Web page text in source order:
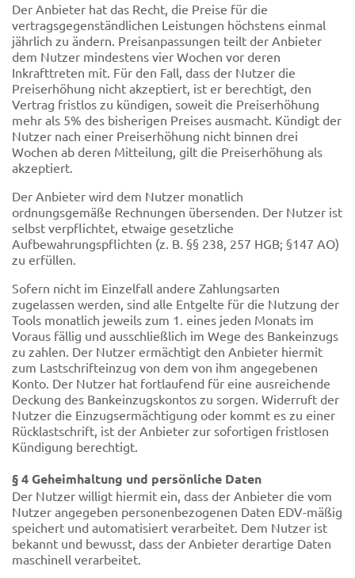
Der Anbieter hat das Recht, die Preise für die
vertragsgegenständlichen Leistungen höchstens einmal
jährlich zu ändern. Preisanpassungen teilt der Anbieter
dem Nutzer mindestens vier Wochen vor deren
Inkrafttreten mit. Für den Fall, dass der Nutzer die
Preiserhöhung nicht akzeptiert, ist er berechtigt, den
Vertrag fristlos zu kündigen, soweit die Preiserhöhung
mehr als 5% des bisherigen Preises ausmacht. Kündigt der
Nutzer nach einer Preiserhöhung nicht binnen drei
Wochen ab deren Mitteilung, gilt die Preiserhöhung als
akzeptiert.
Der Anbieter wird dem Nutzer monatlich
ordnungsgemäße Rechnungen übersenden. Der Nutzer ist
selbst verpflichtet, etwaige gesetzliche
Aufbewahrungspflichten (z. B. §§ 238, 257 HGB; §147 AO)
zu erfüllen.
Sofern nicht im Einzelfall andere Zahlungsarten
zugelassen werden, sind alle Entgelte für die Nutzung der
Tools monatlich jeweils zum 1. eines jeden Monats im
Voraus fällig und ausschließlich im Wege des Bankeinzugs
zu zahlen. Der Nutzer ermächtigt den Anbieter hiermit
zum Lastschrifteinzug von dem von ihm angegebenen
Konto. Der Nutzer hat fortlaufend für eine ausreichende
Deckung des Bankeinzugskontos zu sorgen. Widerruft der
Nutzer die Einzugsermächtigung oder kommt es zu einer
Rücklastschrift, ist der Anbieter zur sofortigen fristlosen
Kündigung berechtigt.
§ 4 Geheimhaltung und persönliche Daten
Der Nutzer willigt hiermit ein, dass der Anbieter die vom
Nutzer angegeben personenbezogenen Daten EDV-mäßig
speichert und automatisiert verarbeitet. Dem Nutzer ist
bekannt und bewusst, dass der Anbieter derartige Daten
maschinell verarbeitet.